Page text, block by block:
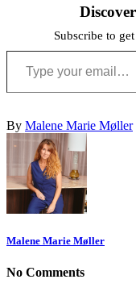
Subscribe to
Type your email…
By Malene Marie Møller
Malene Marie Møller
No Comments